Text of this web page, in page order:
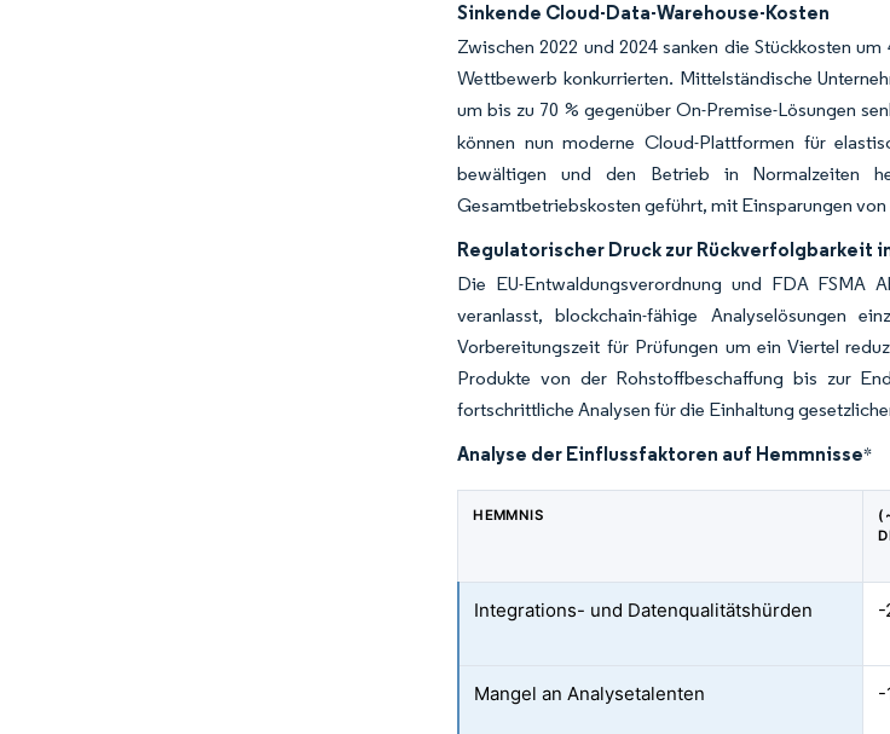
Sinkende Cloud-Data-Warehouse-Kosten
Zwischen 2022 und 2024 sanken die Stückkosten
Wettbewerb konkurrierten. Mittelständische
um bis zu 70 % gegenüber On-Premise-Lösungen
können nun moderne Cloud-Plattformen für
bewältigen und den Betrieb in Normalzeiten
Gesamtbetriebskosten geführt, mit Einsparungen
Regulatorischer Druck zur Rückverfolgbarkeit
Die EU-Entwaldungsverordnung und FDA FSMA
veranlasst, blockchain-fähige Analyselösungen
Vorbereitungszeit für Prüfungen um ein Viertel
Produkte von der Rohstoffbeschaffung bis zur
fortschrittliche Analysen für die Einhaltung
Analyse der Einflussfaktoren auf Hemmnisse*
HEMMNIS
Integrations- und Datenqualitätshürden -
Mangel an Analysetalenten -